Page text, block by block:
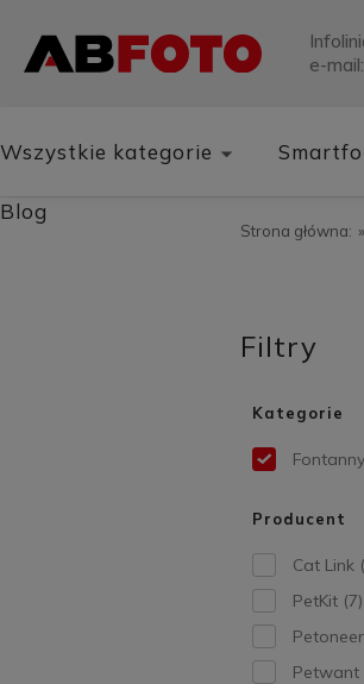
e-mail:
Wszystkie kategorie
Blog
Strona główna: »
Filtry
Kategorie
Producent
Cat Link
PetKit (7)
Petoneer
Petwant